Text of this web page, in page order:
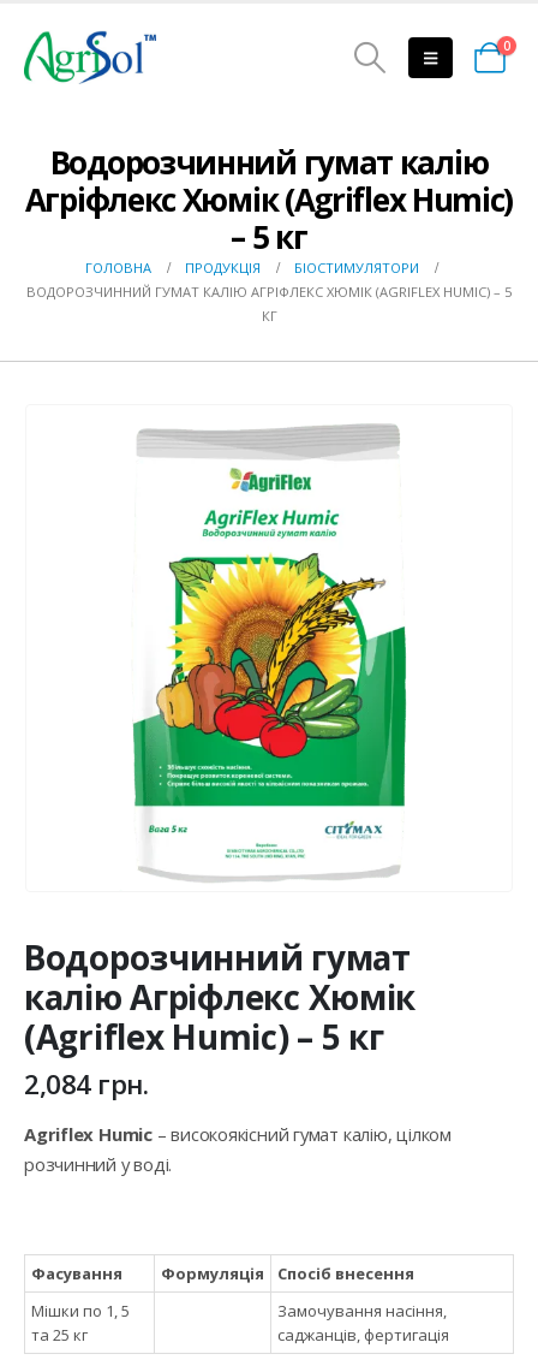
0
Водорозчинний гумат калію
Агріфлекс Хюмік (Agriflex Humic)
– 5 кг
ГОЛОВНА ПРОДУКЦІЯ
БІОСТИМУЛЯТОРИ
ВОДОРОЗЧИННИЙ ГУМАТ КАЛІЮ АГРІФЛЕКС ХЮМІК (AGRIFLEX HUMIC) – 5
КГ
Водорозчинний гумат
калію Агріфлекс Хюмік
(Agriflex Humic) – 5 кг
2,084 грн.
Agriflex Humic– високоякісний гумат калію, цілком
розчинний у воді.
Фасування Формуляція
Спосіб внесення
Мішки по 1, 5
та 25 кг
Замочування насіння,
саджанців, фертигація